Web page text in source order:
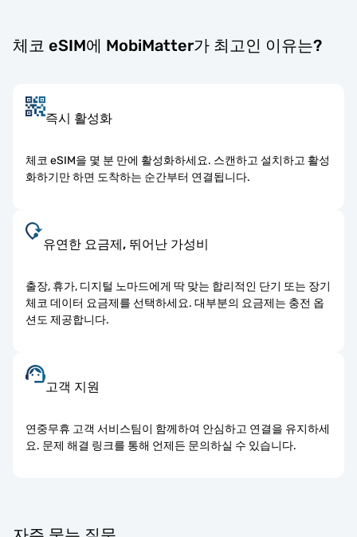
체코 eSIM에 MobiMatter가 최고인 이유는?
즉시 활성화
체코 eSIM을 몇 분 만에 활성화하세요. 스캔하고 설치하고 활성
화하기만 하면 도착하는 순간부터 연결됩니다.
유연한 요금제, 뛰어난 가성비
출장, 휴가, 디지털 노마드에게 딱 맞는 합리적인 단기 또는 장기
체코 데이터 요금제를 선택하세요. 대부분의 요금제는 충전 옵
션도 제공합니다.
고객 지원
연중무휴 고객 서비스팀이 함께하여 안심하고 연결을 유지하세
요. 문제 해결 링크를 통해 언제든 문의하실 수 있습니다.